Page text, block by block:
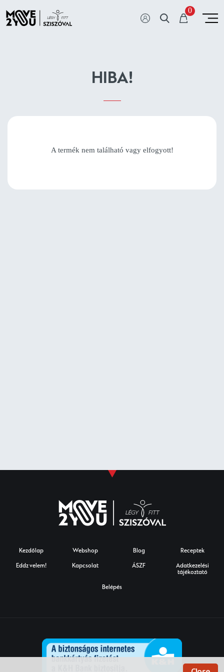
0
HIBA!
A termék nem található vagy elfogyott!
Kezdőlap Webshop Blog Receptek
Eddz velem! Kapcsolat ÁSZF
Adatkezelési
tájékoztató
Belépés